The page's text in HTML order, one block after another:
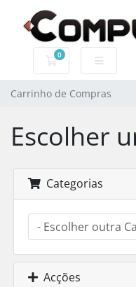
0
Carrinho de
Carrinho de Compras
Escolher
Categorias
Acções